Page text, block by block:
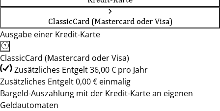
ClassicCard (Mastercard oder Visa)
Ausgabe einer Kredit-Karte
ClassicCard (Mastercard oder Visa)
Zusätzliches Entgelt 36,00 € pro Jahr
Zusätzliches Entgelt 0,00 € einmalig
Bargeld-Auszahlung mit der Kredit-Karte an eigenen
Geldautomaten